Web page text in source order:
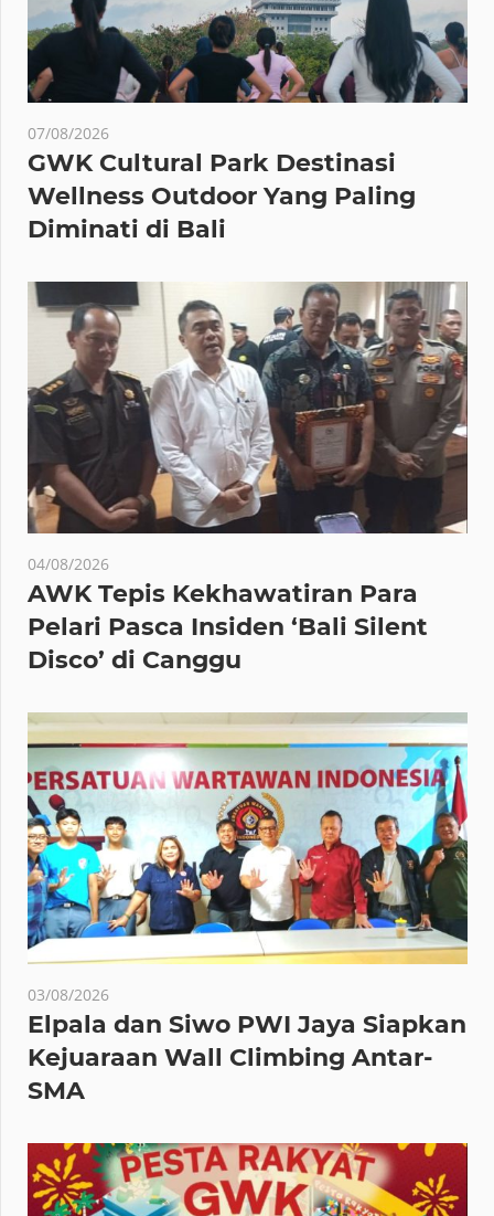
07/08/2026
GWK Cultural Park Destinasi
Wellness Outdoor Yang Paling
Diminati di Bali
04/08/2026
AWK Tepis Kekhawatiran Para
Pelari Pasca Insiden ‘Bali Silent
Disco’ di Canggu
03/08/2026
Elpala dan Siwo PWI Jaya Siapkan
Kejuaraan Wall Climbing Antar-
SMA